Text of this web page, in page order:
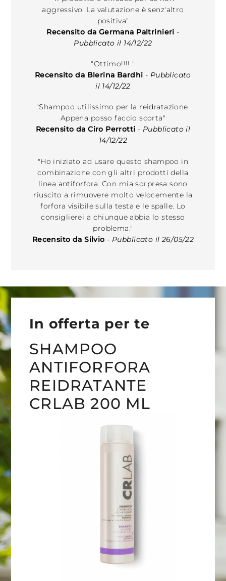
aggressivo. La valutazione è senz'altro
positiva"
Recensito da Germana Paltrinieri -
Pubblicato il 14/12/22
"Ottimo!!!! "
Recensito da Blerina Bardhi - Pubblicato
il 14/12/22
"Shampoo utilissimo per la reidratazione.
Appena posso faccio scorta"
Recensito da Ciro Perrotti - Pubblicato il
14/12/22
"Ho iniziato ad usare questo shampoo in
combinazione con gli altri prodotti della
linea antiforfora. Con mia sorpresa sono
riuscito a rimuovere molto velocemente la
forfora visibile sulla testa e le spalle. Lo
consiglierei a chiunque abbia lo stesso
problema."
Recensito da Silvio - Pubblicato il 26/05/22
In offerta per te
SHAMPOO
ANTIFORFORA
REIDRATANTE
CRLAB 200 ML